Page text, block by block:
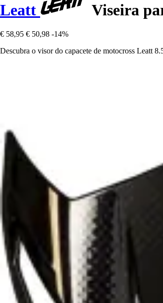
Leatt Viseira
€ 58,95 € 50,98 -14%
Descubra o visor do capacete de motocross Leatt